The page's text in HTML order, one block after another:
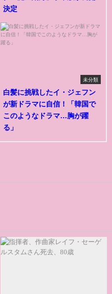
決定
未分類
白髪に挑戦したイ・ジェフン
が新ドラマに自信！「韓国で
このようなドラマ…胸が躍
る」